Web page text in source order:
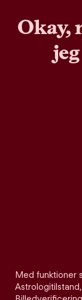
Okay,
Med funktioner